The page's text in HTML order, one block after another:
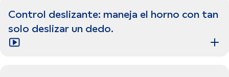
Control deslizante: maneja el horno con tan
solo deslizar un dedo.